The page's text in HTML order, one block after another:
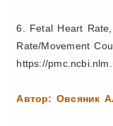
6. Fetal Heart
Rate/Movement
https://
Автор: Овсяник